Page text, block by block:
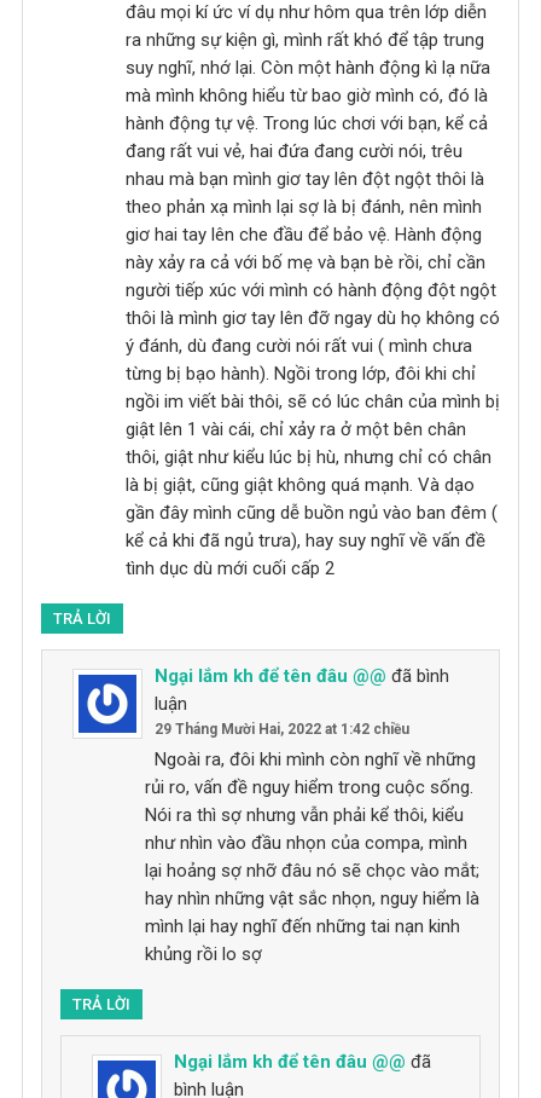
đâu mọi kí ức ví dụ như hôm qua trên lớp diễn
ra những sự kiện gì, mình rất khó để tập trung
suy nghĩ, nhớ lại. Còn một hành động kì lạ nữa
mà mình không hiểu từ bao giờ mình có, đó là
hành động tự vệ. Trong lúc chơi với bạn, kể cả
đang rất vui vẻ, hai đứa đang cười nói, trêu
nhau mà bạn mình giơ tay lên đột ngột thôi là
theo phản xạ mình lại sợ là bị đánh, nên mình
giơ hai tay lên che đầu để bảo vệ. Hành động
này xảy ra cả với bố mẹ và bạn bè rồi, chỉ cần
người tiếp xúc với mình có hành động đột ngột
thôi là mình giơ tay lên đỡ ngay dù họ không có
ý đánh, dù đang cười nói rất vui ( mình chưa
từng bị bạo hành). Ngồi trong lớp, đôi khi chỉ
ngồi im viết bài thôi, sẽ có lúc chân của mình bị
giật lên 1 vài cái, chỉ xảy ra ở một bên chân
thôi, giật như kiểu lúc bị hù, nhưng chỉ có chân
là bị giật, cũng giật không quá mạnh. Và dạo
gần đây mình cũng dễ buồn ngủ vào ban đêm (
kể cả khi đã ngủ trưa), hay suy nghĩ về vấn đề
tình dục dù mới cuối cấp 2
TRẢ LỜI
Ngại lắm kh để tên đâu @@ đã bình
luận
29 Tháng Mười Hai, 2022 at 1:42 chiều
Ngoài ra, đôi khi mình còn nghĩ về những
rủi ro, vấn đề nguy hiểm trong cuộc sống.
Nói ra thì sợ nhưng vẫn phải kể thôi, kiểu
như nhìn vào đầu nhọn của compa, mình
lại hoảng sợ nhỡ đâu nó sẽ chọc vào mắt;
hay nhìn những vật sắc nhọn, nguy hiểm là
mình lại hay nghĩ đến những tai nạn kinh
khủng rồi lo sợ
TRẢ LỜI
Ngại lắm kh để tên đâu @@ đã
bình luận